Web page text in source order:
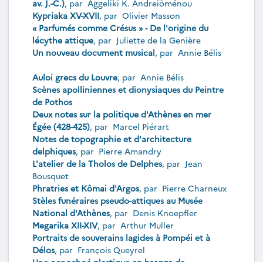
av. J.-C.), par Aggelikī K. Andreiōménou
Kypriaka XV-XVII, par Olivier Masson
« Parfumés comme Crésus » - De l'origine du
lécythe attique, par Juliette de la Genière
Un nouveau document musical, par Annie Bélis
Auloi grecs du Louvre, par Annie Bélis
Scènes apolliniennes et dionysiaques du Peintre
de Pothos
Deux notes sur la politique d'Athènes en mer
Égée (428-425), par Marcel Piérart
Notes de topographie et d'architecture
delphiques, par Pierre Amandry
L'atelier de la Tholos de Delphes, par Jean
Bousquet
Phratries et Kômai d'Argos, par Pierre Charneux
Stèles funéraires pseudo-attiques au Musée
National d'Athènes, par Denis Knoepfler
Megarika XII-XIV, par Arthur Muller
Portraits de souverains lagides à Pompéi et à
Délos, par François Queyrel